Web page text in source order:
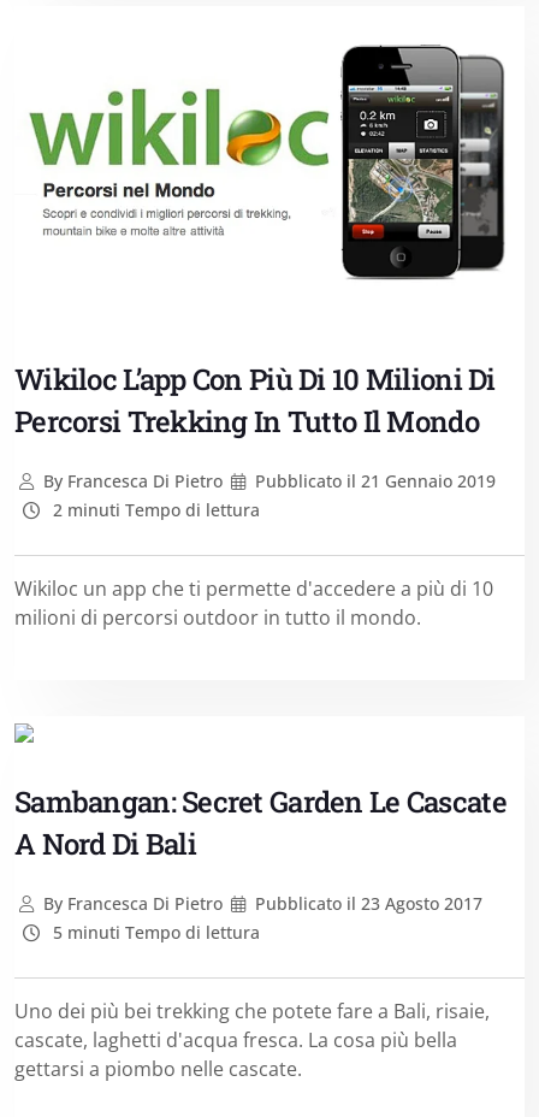
Wikiloc L’app Con Più Di 10 Milioni Di
Percorsi Trekking In Tutto Il Mondo
ByFrancesca Di Pietro Pubblicato il 21 Gennaio 2019
2 minuti Tempo di lettura
Wikiloc un app che ti permette d'accedere a più di 10
milioni di percorsi outdoor in tutto il mondo.
Sambangan: Secret Garden Le Cascate
A Nord Di Bali
ByFrancesca Di Pietro Pubblicato il 23 Agosto 2017
5 minuti Tempo di lettura
Uno dei più bei trekking che potete fare a Bali, risaie,
cascate, laghetti d'acqua fresca. La cosa più bella
gettarsi a piombo nelle cascate.